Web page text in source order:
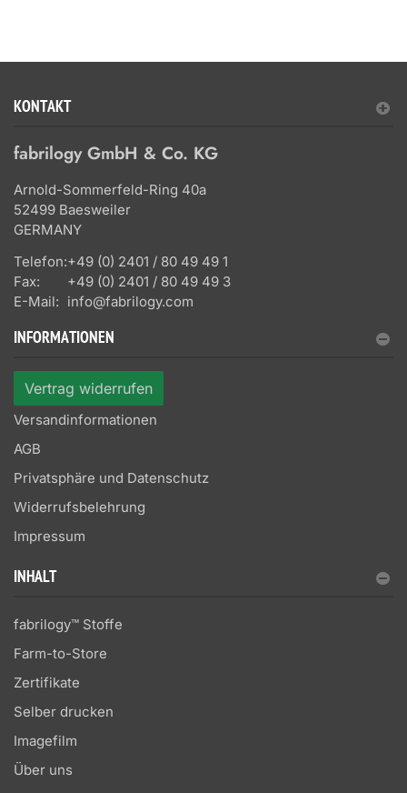
KONTAKT
fabrilogy GmbH & Co. KG
Arnold-Sommerfeld-Ring 40a
52499 Baesweiler
GERMANY
Telefon:+49 (0) 2401 / 80 49 49 1
Fax:
+49 (0) 2401 / 80 49 49 3
E-Mail: info@fabrilogy.com
INFORMATIONEN
Vertrag widerrufen
Versandinformationen
AGB
Privatsphäre und Datenschutz
Widerrufsbelehrung
Impressum
INHALT
fabrilogy™ Stoffe
Farm-to-Store
Zertifikate
Selber drucken
Imagefilm
Über uns